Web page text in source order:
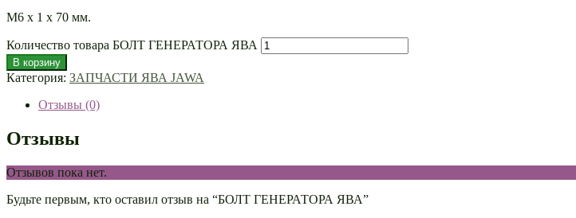
М6 х 1 х 70 мм.
Количество товара БОЛТ ГЕНЕРАТОРА ЯВА
В корзину
Категория: ЗАПЧАСТИ ЯВА JAWA
Отзывы (0)
Отзывы
Отзывов пока нет.
Будьте первым, кто оставил отзыв на “БОЛТ ГЕНЕРАТОРА ЯВА”